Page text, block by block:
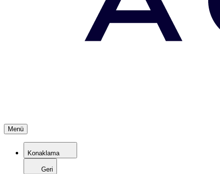
Menü
Konaklama
Geri